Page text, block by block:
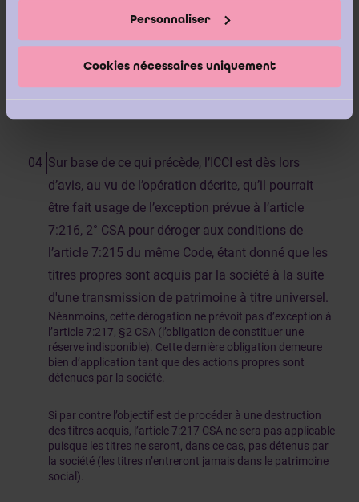
Personnaliser
Cookies nécessaires uniquement
actions, parts bénéficiaires ou certificats détenus par la
personne ou la filiale mentionnée ci-avant.
l’article 7:216 CSA pour déroger à l’article 7:217, §2 CSA.
Sur base de ce qui précède, l’ICCI est dès lors
d’avis, au vu de l’opération décrite, qu’il pourrait
être fait usage de l’exception prévue à l’article
7:216, 2° CSA pour déroger aux conditions de
l’article 7:215 du même Code, étant donné que les
titres propres sont acquis par la société à la suite
d'une transmission de patrimoine à titre universel.
Néanmoins, cette dérogation ne prévoit pas d’exception à
l’article 7:217, §2 CSA (l’obligation de constituer une
réserve indisponible). Cette dernière obligation demeure
bien d’application tant que des actions propres sont
détenues par la société.
Si par contre l’objectif est de procéder à une destruction
des titres acquis, l’article 7:217 CSA ne sera pas applicable
puisque les titres ne seront, dans ce cas, pas détenus par
la société (les titres n’entreront jamais dans le patrimoine
social).